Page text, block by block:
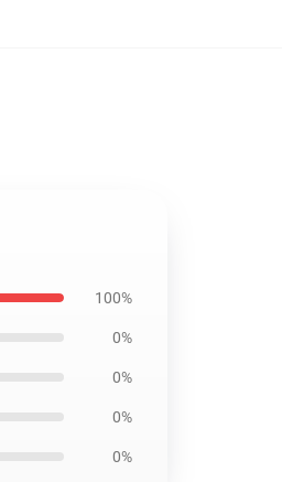
100%
0%
0%
0%
0%